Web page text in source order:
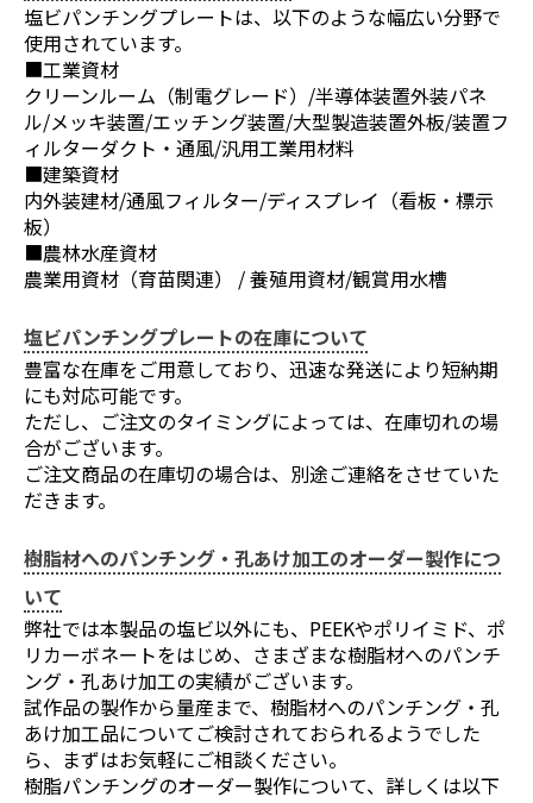
お買い物を続ける カートへ進む
塩ビパンチングプレートは、以下のような幅広い分野で
使用されています。
■工業資材
クリーンルーム（制電グレード）/半導体装置外装パネ
ル/メッキ装置/エッチング装置/大型製造装置外板/装置フ
ィルターダクト・通風/汎用工業用材料
■建築資材
内外装建材/通風フィルター/ディスプレイ（看板・標示
板）
■農林水産資材
農業用資材（育苗関連） / 養殖用資材/観賞用水槽
塩ビパンチングプレートの在庫について
豊富な在庫をご用意しており、迅速な発送により短納期
にも対応可能です。
ただし、ご注文のタイミングによっては、在庫切れの場
合がございます。
ご注文商品の在庫切の場合は、別途ご連絡をさせていた
だきます。
樹脂材へのパンチング・孔あけ加工のオーダー製作につ
いて
弊社では本製品の塩ビ以外にも、PEEKやポリイミド、ポ
リカーボネートをはじめ、さまざまな樹脂材へのパンチ
ング・孔あけ加工の実績がございます。
試作品の製作から量産まで、樹脂材へのパンチング・孔
あけ加工品についてご検討されておられるようでした
ら、まずはお気軽にご相談ください。
樹脂パンチングのオーダー製作について、詳しくは以下